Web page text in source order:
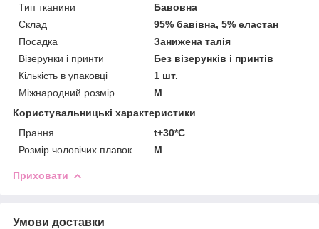
Тип тканини
Бавовна
Склад
95% бавівна, 5% еластан
Посадка
Занижена талія
Візерунки і принти
Без візерунків і принтів
Кількість в упаковці
1 шт.
Міжнародний розмір
M
Користувальницькі характеристики
Прання
t+30*C
Розмір чоловічих плавок
M
Приховати
Умови доставки